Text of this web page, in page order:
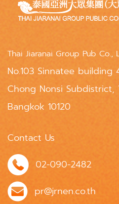
Thai Jiaranai Group Pub Co.,
No.103 Sinnatee
Chong Nonsi Subdistrict,
Bangkok 10120
Contact Us
02-090-2482
pr@jrnen.co.th